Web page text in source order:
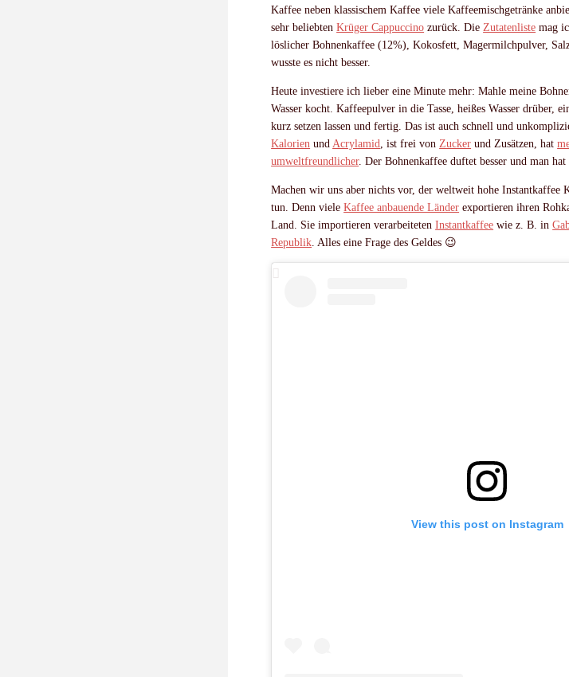
Kaffee neben klassischem Kaffee viele Kaffeemischgetränke
sehr beliebtenKrüger Cappuccino zurück. DieZutatenliste mag
löslicher Bohnenkaffee (12%), Kokosfett, Magermilchpulver,
wusste es nicht besser.
Heute investiere ich lieber eine Minute mehr: Mahle meine
Wasser kocht. Kaffeepulver in die Tasse, heißes Wasser drüber,
kurz setzen lassen und fertig. Das ist auch schnell und
Kalorien undAcrylamid, ist frei vonZucker und Zusätzen, hat
umweltfreundlicher. Der Bohnenkaffee duftet besser und man hat
Machen wir uns aber nichts vor, der weltweit hohe Instantkaffee
tun. Denn vieleKaffee anbauende Länder exportieren ihren
Land. Sie importieren verarbeitetenInstantkaffee wie z. B. in
Republik. Alles eine Frage des Geldes 😉
View this post on Instagram